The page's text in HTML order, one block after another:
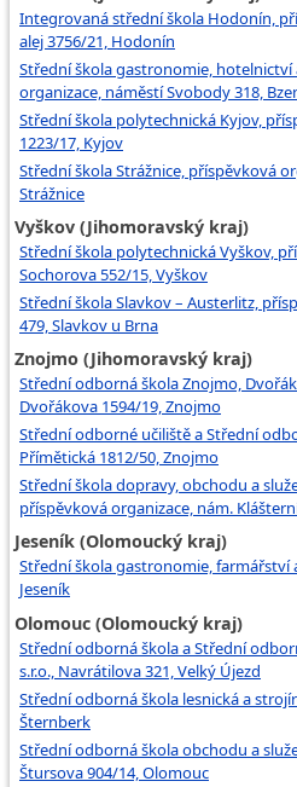
Integrovaná střední škola Hodonín,
alej 3756/21, Hodonín
Střední škola gastronomie, hotelnictví
organizace, náměstí Svobody 318,
Střední škola polytechnická Kyjov,
1223/17, Kyjov
Střední škola Strážnice, příspěvková
Strážnice
Vyškov (Jihomoravský kraj)
Střední škola polytechnická Vyškov,
Sochorova 552/15, Vyškov
Střední škola Slavkov – Austerlitz,
479, Slavkov u Brna
Znojmo (Jihomoravský kraj)
Střední odborná škola Znojmo,
Dvořákova 1594/19, Znojmo
Střední odborné učiliště a Střední
Přímětická 1812/50, Znojmo
Střední škola dopravy, obchodu a
příspěvková organizace, nám.
Jeseník (Olomoucký kraj)
Střední škola gastronomie, farmářství
Jeseník
Olomouc (Olomoucký kraj)
Střední odborná škola a Střední
s.r.o., Navrátilova 321, Velký Újezd
Střední odborná škola lesnická a
Šternberk
Střední odborná škola obchodu a
Štursova 904/14, Olomouc